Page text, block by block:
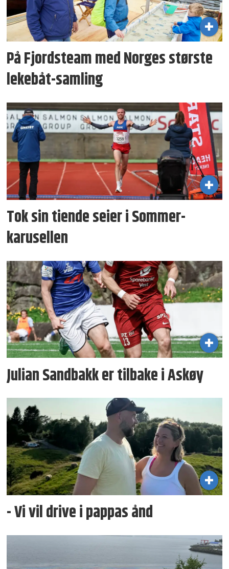
På Fjordsteam med Norges største
lekebåt-samling
Tok sin tiende seier i Sommer­
karusellen
Julian Sandbakk er tilbake i Askøy
- Vi vil drive i pappas ånd